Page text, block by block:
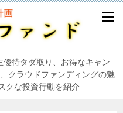
待タダ取り、お得なキャン
クラウドファンディングの魅
クな投資行動を紹介